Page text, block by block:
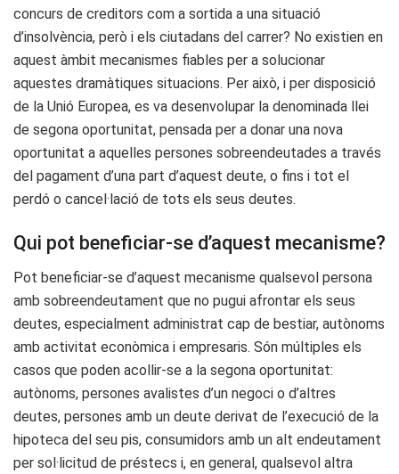
concurs de creditors com a sortida a una situació
d’insolvència, però i els ciutadans del carrer? No existien en
aquest àmbit mecanismes fiables per a solucionar
aquestes dramàtiques situacions. Per això, i per disposició
de la Unió Europea, es va desenvolupar la denominada llei
de segona oportunitat, pensada per a donar una nova
oportunitat a aquelles persones sobreendeutades a través
del pagament d’una part d’aquest deute, o fins i tot el
perdó o cancel·lació de tots els seus deutes.
Qui pot beneficiar-se d’aquest mecanisme?
Pot beneficiar-se d’aquest mecanisme qualsevol persona
amb sobreendeutament que no pugui afrontar els seus
deutes, especialment administrat cap de bestiar, autònoms
amb activitat econòmica i empresaris. Són múltiples els
casos que poden acollir-se a la segona oportunitat:
autònoms, persones avalistes d’un negoci o d’altres
deutes, persones amb un deute derivat de l’execució de la
hipoteca del seu pis, consumidors amb un alt endeutament
per sol·licitud de préstecs i, en general, qualsevol altra